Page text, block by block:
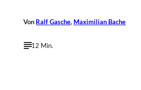
Von Ralf Gasche, Maximilian Bache
12 Min.